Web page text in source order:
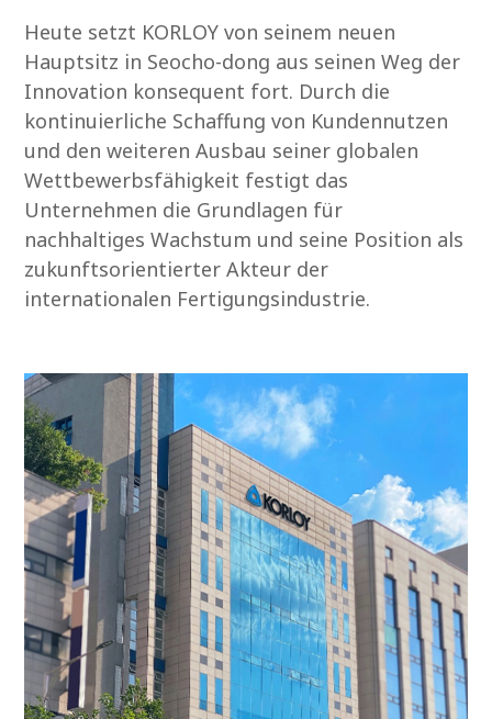
Heute setzt KORLOY von seinem neuen
Hauptsitz in Seocho-dong aus seinen Weg der
Innovation konsequent fort. Durch die
kontinuierliche Schaffung von Kundennutzen
und den weiteren Ausbau seiner globalen
Wettbewerbsfähigkeit festigt das
Unternehmen die Grundlagen für
nachhaltiges Wachstum und seine Position als
zukunftsorientierter Akteur der
internationalen Fertigungsindustrie.